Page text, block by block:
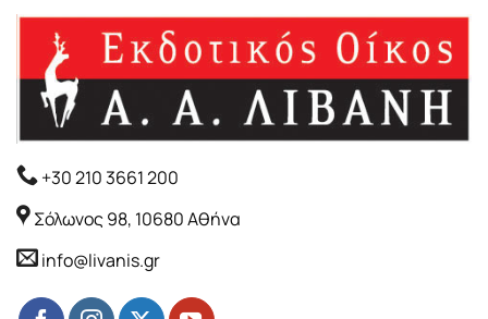
+30 210 3661 200
Σόλωνος 98, 10680 Αθήνα
info@livanis.gr